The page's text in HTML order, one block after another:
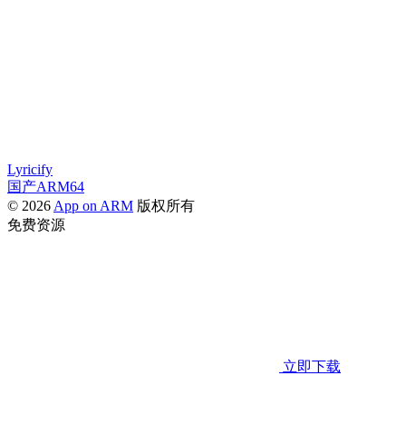
Lyricify
国产ARM64
© 2026 App on ARM 版权所有
免费资源
立即下载